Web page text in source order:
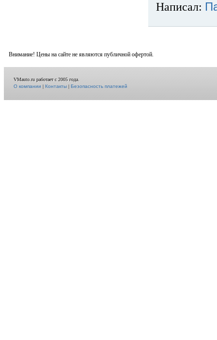
Написал:
Внимание! Цены на сайте не являются публичной офертой.
VMauto.ru работает с 2005 года.
О компании|Контакты|Безопасность платежей